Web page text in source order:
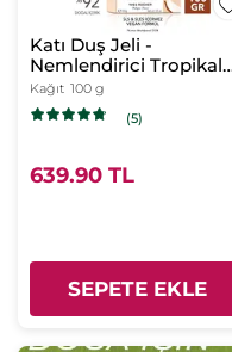
Katı Duş Jeli -
Nemlendirici Tropikal
Hindistan Cevizi-
SLS,SLES
İçermez,Vegan
Kağıt 100 g
(5)
639.90 TL
SEPETE EKLE